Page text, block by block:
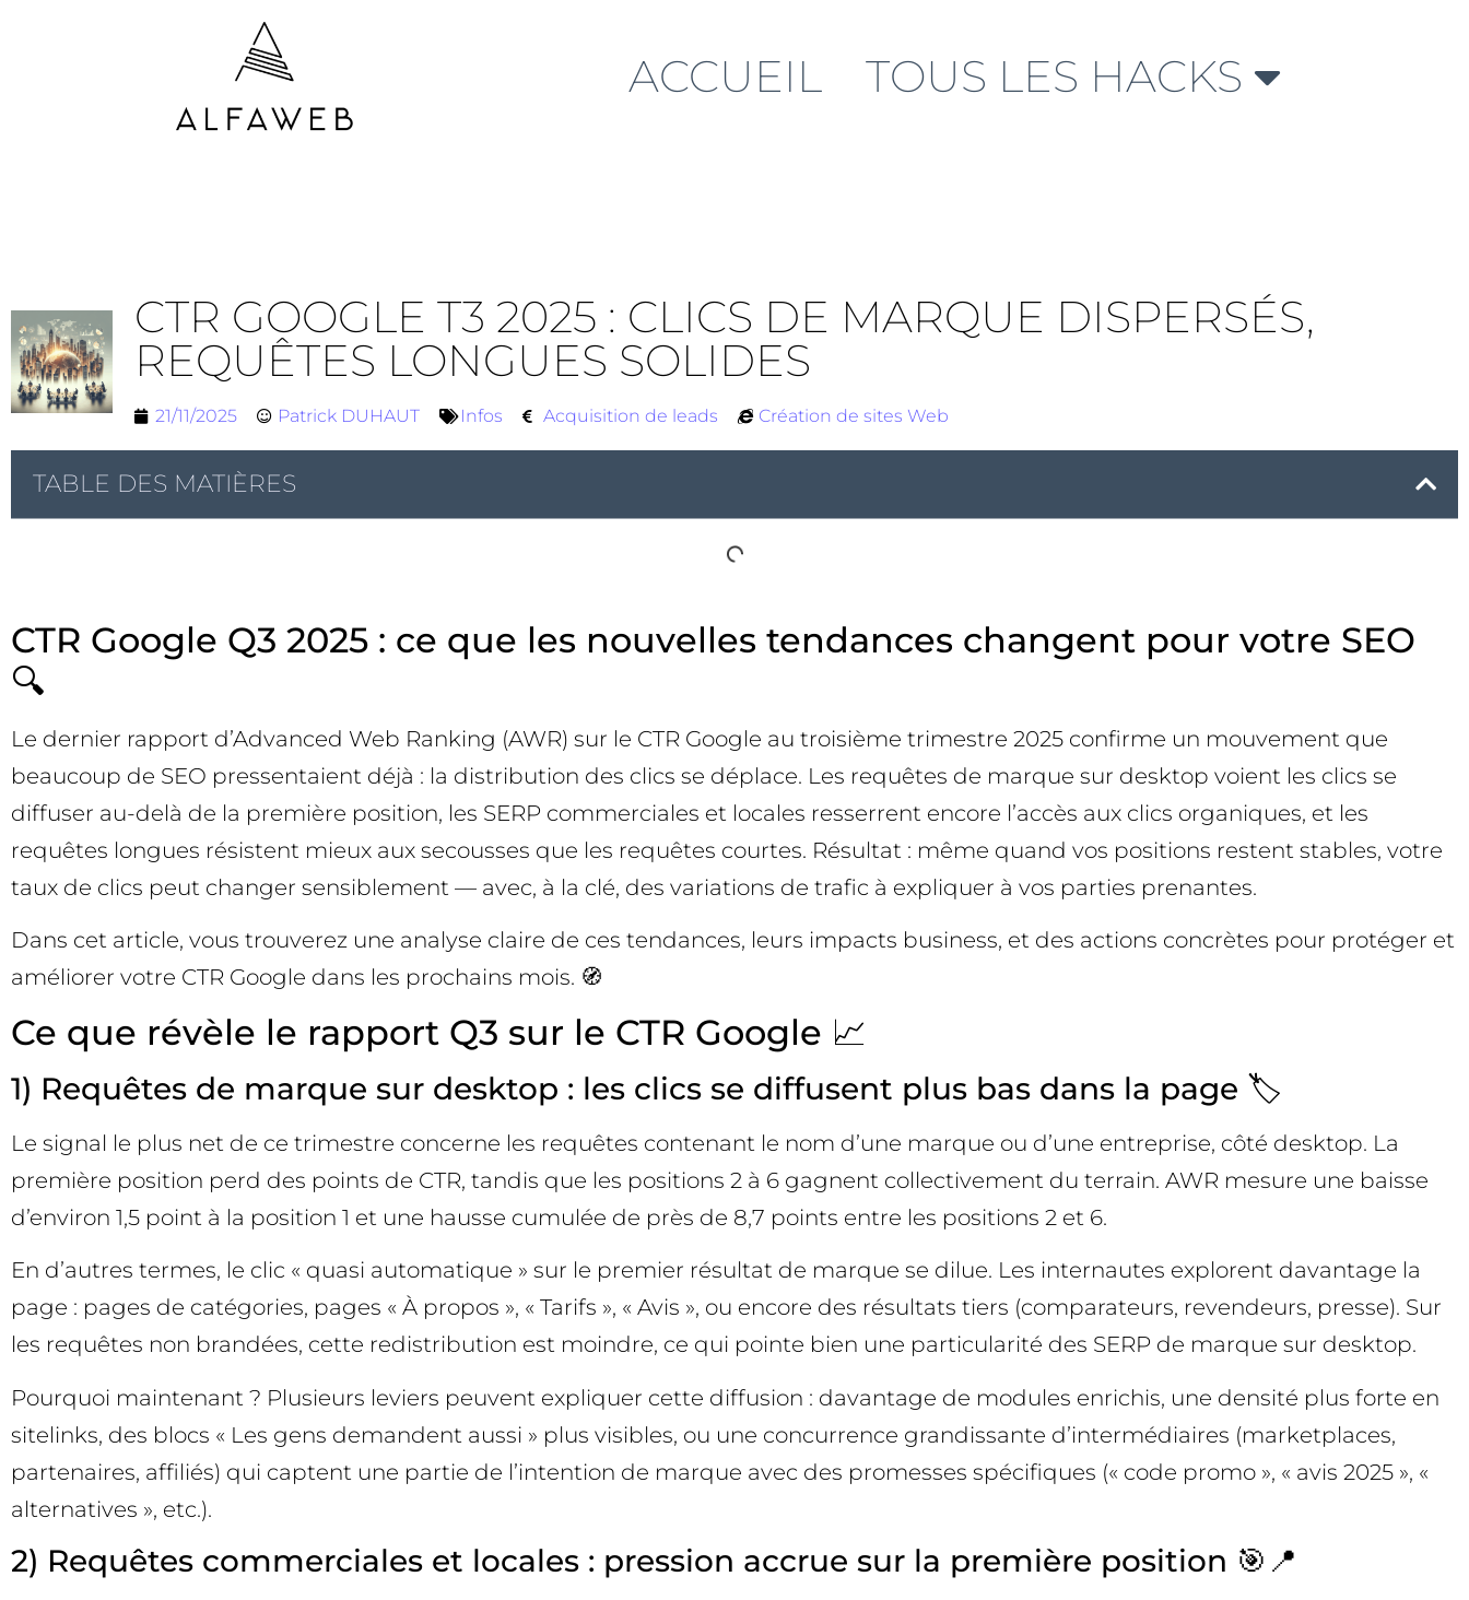
ACCUEIL TOUS LES HACKS
CTR GOOGLE T3 2025 : CLICS DE MARQUE DISPERSÉS,
REQUÊTES LONGUES SOLIDES
21/11/2025 Patrick DUHAUT Infos Acquisition de leads Création de sites Web
TABLE DES MATIÈRES
CTR Google Q3 2025 : ce que les nouvelles tendances changent pour votre SEO
🔍
Le dernier rapport d’Advanced Web Ranking (AWR) sur le CTR Google au troisième trimestre 2025 confirme un mouvement que
beaucoup de SEO pressentaient déjà : la distribution des clics se déplace. Les requêtes de marque sur desktop voient les clics se
diffuser au-delà de la première position, les SERP commerciales et locales resserrent encore l’accès aux clics organiques, et les
requêtes longues résistent mieux aux secousses que les requêtes courtes. Résultat : même quand vos positions restent stables, votre
taux de clics peut changer sensiblement — avec, à la clé, des variations de trafic à expliquer à vos parties prenantes.
Dans cet article, vous trouverez une analyse claire de ces tendances, leurs impacts business, et des actions concrètes pour protéger et
améliorer votre CTR Google dans les prochains mois. 🧭
Ce que révèle le rapport Q3 sur le CTR Google 📈
1) Requêtes de marque sur desktop : les clics se diffusent plus bas dans la page 🏷️
Le signal le plus net de ce trimestre concerne les requêtes contenant le nom d’une marque ou d’une entreprise, côté desktop. La
première position perd des points de CTR, tandis que les positions 2 à 6 gagnent collectivement du terrain. AWR mesure une baisse
d’environ 1,5 point à la position 1 et une hausse cumulée de près de 8,7 points entre les positions 2 et 6.
En d’autres termes, le clic « quasi automatique » sur le premier résultat de marque se dilue. Les internautes explorent davantage la
page : pages de catégories, pages « À propos », « Tarifs », « Avis », ou encore des résultats tiers (comparateurs, revendeurs, presse). Sur
les requêtes non brandées, cette redistribution est moindre, ce qui pointe bien une particularité des SERP de marque sur desktop.
Pourquoi maintenant ? Plusieurs leviers peuvent expliquer cette diffusion : davantage de modules enrichis, une densité plus forte en
sitelinks, des blocs « Les gens demandent aussi » plus visibles, ou une concurrence grandissante d’intermédiaires (marketplaces,
partenaires, affiliés) qui captent une partie de l’intention de marque avec des promesses spécifiques (« code promo », « avis 2025 », «
alternatives », etc.).
2) Requêtes commerciales et locales : pression accrue sur la première position 🎯📍